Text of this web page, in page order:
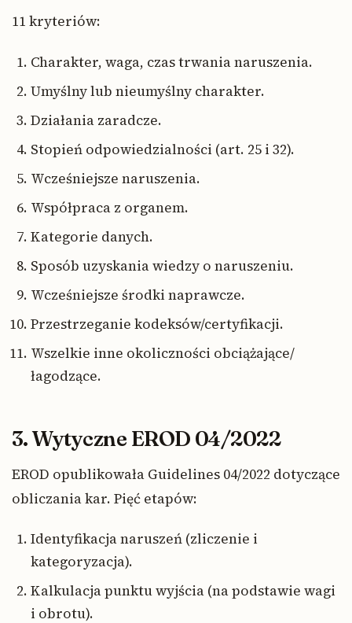
11 kryteriów:
Charakter, waga, czas trwania naruszenia.
Umyślny lub nieumyślny charakter.
Działania zaradcze.
Stopień odpowiedzialności (art. 25 i 32).
Wcześniejsze naruszenia.
Współpraca z organem.
Kategorie danych.
Sposób uzyskania wiedzy o naruszeniu.
Wcześniejsze środki naprawcze.
Przestrzeganie kodeksów/certyfikacji.
Wszelkie inne okoliczności obciążające/
łagodzące.
3. Wytyczne EROD 04/2022
EROD opublikowała Guidelines 04/2022 dotyczące
obliczania kar. Pięć etapów:
Identyfikacja naruszeń (zliczenie i
kategoryzacja).
Kalkulacja punktu wyjścia (na podstawie wagi
i obrotu).